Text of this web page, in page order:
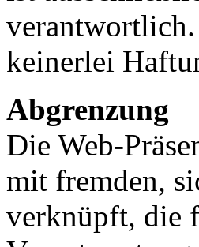
keinerlei
Abgrenzung
Die Web-
mit fremden,
verknüpft, die